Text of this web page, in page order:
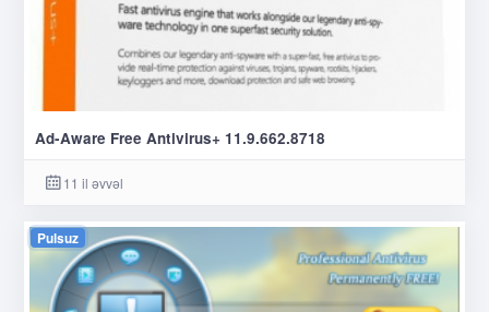
Ad-Aware Free Antivirus+ 11.9.662.8718
11 il əvvəl
Pulsuz